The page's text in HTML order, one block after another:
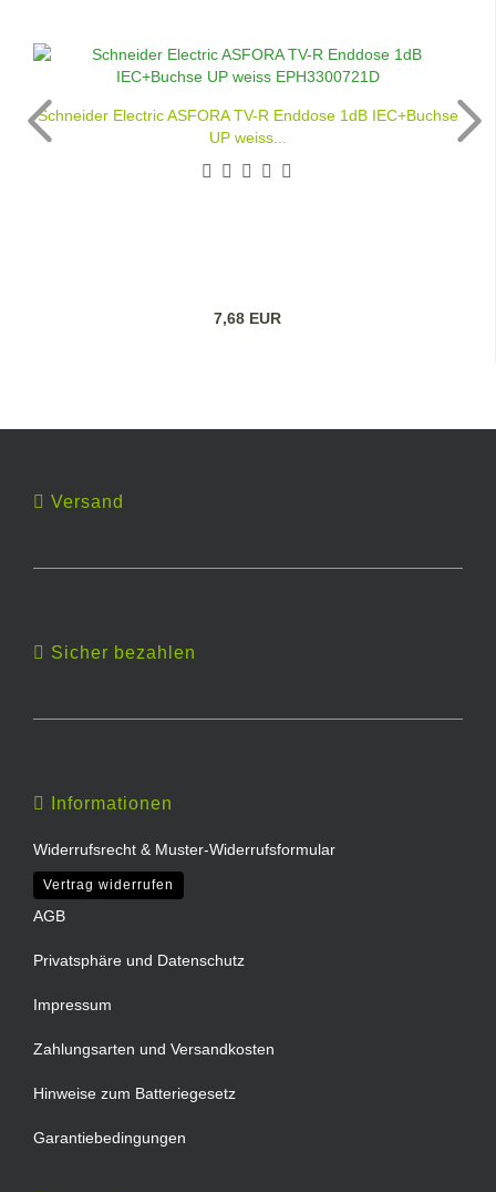
Schneider Electric ASFORA TV-R Enddose 1dB IEC+Buchse
UP weiss...
7,68 EUR
Versand
Sicher bezahlen
Informationen
Widerrufsrecht & Muster-Widerrufsformular
Vertrag widerrufen
AGB
Privatsphäre und Datenschutz
Impressum
Zahlungsarten und Versandkosten
Hinweise zum Batteriegesetz
Garantiebedingungen